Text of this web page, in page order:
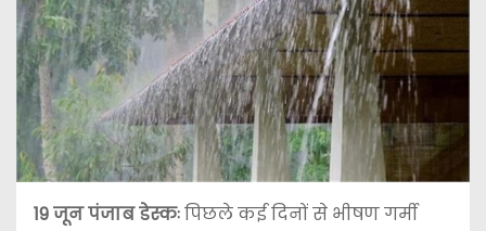
19 जूनपंजाब डेस्कःपिछले कई दिनों से भीषण गर्मी